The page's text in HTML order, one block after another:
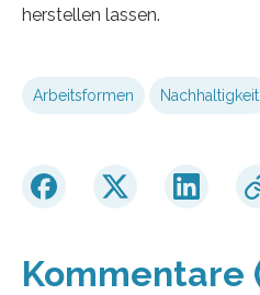
herstellen lassen.
Arbeitsformen Nachhaltigkeit
Kommentare